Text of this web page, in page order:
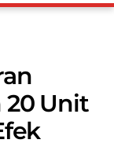
Unit